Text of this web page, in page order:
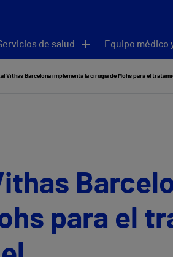
de salud Equipo médico
Vithas Barcelona implementa la cirugía de Mohs para el
para el